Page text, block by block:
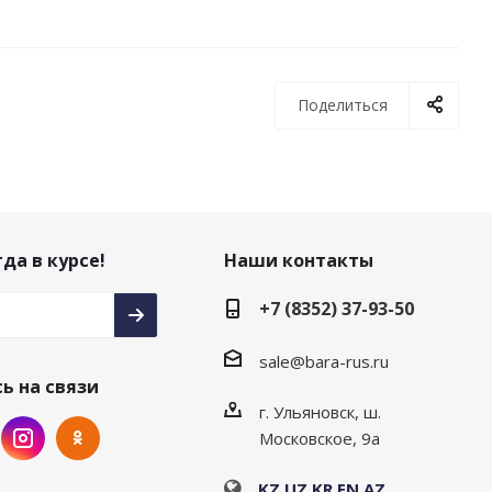
Поделиться
в курсе!
на связи
Наши контакты
+7 (8352) 37-93-50
sale@bara-rus.ru
г. Ульяновск, ш.
Московское, 9а